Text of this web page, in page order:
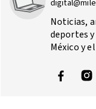
Noticias,
deportes
México y